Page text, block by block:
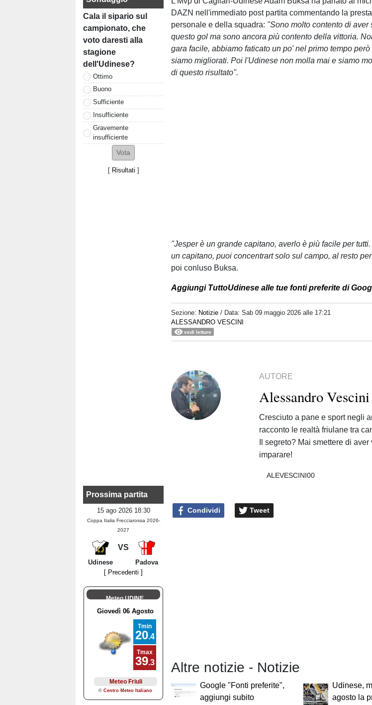
Cala il sipario sul
campionato, che
voto daresti alla
stagione
dell'Udinese?
Ottimo
Buono
Sufficiente
Insufficiente
Gravemente
insufficiente
[ Risultati ]
Prossima partita
15 ago 2026 18:30
Coppa Italia Frecciarossa 2026-
2027
VS
Udinese
Padova
[ Precedenti ]
Meteo UDINE
DAZN nell'immediato post partita commentando la
personale e della squadra: "Sono molto contento di aver
questo gol ma sono ancora più contento della vittoria.
gara facile, abbiamo faticato un po' nel primo tempo
siamo migliorati. Poi l'Udinese non molla mai e siamo
di questo risultato".
"Jesper è un grande capitano, averlo è più facile per
un capitano, puoi concentrart solo sul campo, al resto
poi conluso Buksa.
Aggiungi TuttoUdinese alle tue fonti preferite di
Sezione: Notizie / Data:Sab 09 maggio 2026 alle 17:21
ALESSANDRO VESCINI
vedi letture
AUTORE
Alessandro Vescini
Cresciuto a pane e sport negli
racconto le realtà friulane tra
Il segreto? Mai smettere di
imparare!
ALEVESCINI00
Condividi Tweet
Altre notizie - Notizie
Google "Fonti preferite",
aggiungi subito
Udinese,
agosto la